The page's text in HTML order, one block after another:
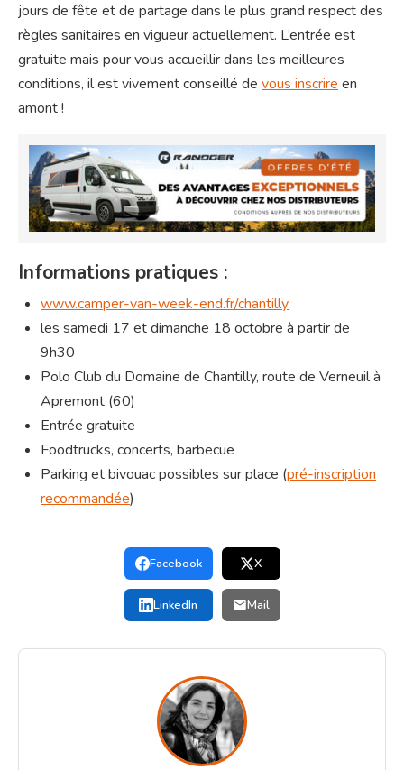
jours de fête et de partage dans le plus grand respect des
règles sanitaires en vigueur actuellement. L’entrée est
gratuite mais pour vous accueillir dans les meilleures
conditions, il est vivement conseillé de vous inscrire en
amont !
Informations pratiques :
www.camper-van-week-end.fr/chantilly
les samedi 17 et dimanche 18 octobre à partir de
9h30
Polo Club du Domaine de Chantilly, route de Verneuil à
Apremont (60)
Entrée gratuite
Foodtrucks, concerts, barbecue
Parking et bivouac possibles sur place (pré-inscription
recommandée)
Facebook X
LinkedIn Mail